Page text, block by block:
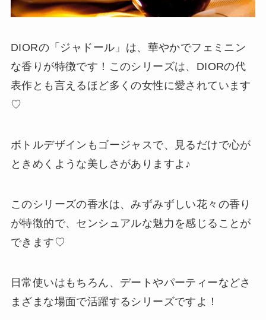
DIORの「ジャドール」は、華やかでフェミニン
な香りが特徴です！このシリーズは、DIORの代
表作とも言えるほど多くの女性に愛されています
♡
ボトルデザインもゴージャスで、見るだけで心が
ときめくような美しさがありますよ♪
このシリーズの香水は、みずみずしい花々の香り
が特徴的で、センシュアルな魅力を感じることが
できます♡
日常使いはもちろん、デートやパーティーなどさ
まざまな場面で活躍するシリーズですよ！